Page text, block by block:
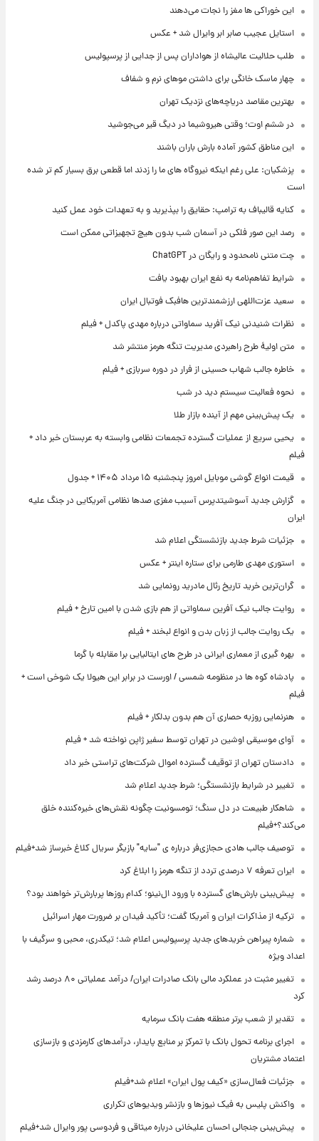
این خوراکی ها مغز را نجات می‌دهند
استایل عجیب صابر ابر وایرال شد + عکس
طلب حلالیت عالیشاه از هواداران پس از جدایی از پرسپولیس
چهار ماسک خانگی برای داشتن موهای نرم و شفاف
بهترین مقاصد دریاچه‌های نزدیک تهران
در ششم اوت؛ وقتی هیروشیما در دیگ قیر می‌جوشید
این مناطق کشور آماده بارش باران باشند
پزشکیان: علی رغم اینکه نیروگاه های ما را زدند اما قطعی برق بسیار کم تر شده
است
کنایه قالیباف به ترامپ: حقایق را بپذیرید و به تعهدات خود عمل کنید
رصد این صور فلکی در آسمان شب بدون هیچ تجهیزاتی ممکن است
چت متنی نامحدود و رایگان در ChatGPT
شرایط تفاهم‌نامه به نفع ایران بهبود یافت
سعید عزت‌اللهی ارزشمندترین هافبک فوتبال ایران
نظرات شنیدنی نیک آفرید سماواتی درباره مهدی پاکدل + فیلم
متن اولیۀ طرح راهبردی مدیریت تنگه هرمز منتشر شد
خاطره جالب شهاب حسینی از فرار در دوره سربازی + فیلم
نحوه فعالیت سیستم دید در شب
یک پیش‌بینی مهم از آینده بازار طلا
یحیی سریع از عملیات گسترده تجمعات نظامی وابسته به عربستان خبر داد +
فیلم
قیمت انواع گوشی موبایل امروز پنجشنبه ۱۵ مرداد ۱۴۰۵ + جدول
گزارش جدید آسوشیتدپرس آسیب مغزی صدها نظامی آمریکایی در جنگ علیه
ایران
جزئیات شرط جدید بازنشستگی اعلام شد
استوری مهدی طارمی برای ستاره اینتر + عکس
گران‌ترین خرید تاریخ رئال مادرید رونمایی شد
روایت جالب نیک آفرین سماواتی از هم بازی شدن با امین تارخ + فیلم
یک روایت جالب از زبان بدن و انواع لبخند + فیلم
بهره گیری از معماری ایرانی در طرح های ایتالیایی برا مقابله با گرما
پادشاه کوه ها در منظومه شمسی / اورست در برابر این هیولا یک شوخی است +
فیلم
هنرنمایی روزبه حصاری آن هم بدون بدلکار + فیلم
آوای موسیقی اوشین در تهران توسط سفیر ژاپن نواخته شد + فیلم
دادستان تهران از توقیف گسترده اموال شرکت‌های تراستی خبر داد
تغییر در شرایط بازنشستگی؛ شرط جدید اعلام شد
شاهکار طبیعت در دل سنگ؛ تومسونیت چگونه نقش‌های خیره‌کننده خلق
می‌کند؟+فیلم
توصیف جالب هادی حجازی‌فر درباره ی "سایه" بازیگر سریال کلاغ خبرساز شد+فیلم
ایران تعرفه ۷ درصدی تردد از تنگه هرمز را ابلاغ کرد
پیش‌بینی بارش‌های گسترده با ورود ال‌نینو؛ کدام روزها پربارش‌تر خواهند بود؟
ترکیه از مذاکرات ایران و آمریکا گفت؛ تأکید فیدان بر ضرورت مهار اسرائیل
شماره پیراهن خریدهای جدید پرسپولیس اعلام شد؛ تیکدری، محبی و سرگیف با
اعداد ویژه
تغییر مثبت در عملکرد مالی بانک صادرات ایران/ درآمد عملیاتی ۸۰ درصد رشد
کرد
تقدیر از شعب برتر منطقه هفت بانک سرمایه
اجرای برنامه تحول بانک با تمرکز بر منابع پایدار، درآمدهای کارمزدی و بازسازی
اعتماد مشتریان
جزئیات فعال‌سازی «کیف پول ایران» اعلام شد+فیلم
واکنش پلیس به فیک نیوزها و بازنشر ویدیوهای تکراری
پیش‌بینی جنجالی احسان علیخانی درباره میثاقی و فردوسی پور وایرال شد+فیلم